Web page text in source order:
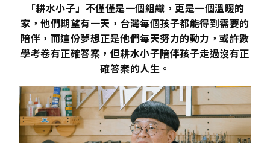
「耕水小子」不僅僅是一個組織，更是一個溫暖的
家，他們期望有一天，台灣每個孩子都能得到需要的
陪伴，而這份夢想正是他們每天努力的動力，或許數
學考卷有正確答案，但耕水小子陪伴孩子走過沒有正
確答案的人生。